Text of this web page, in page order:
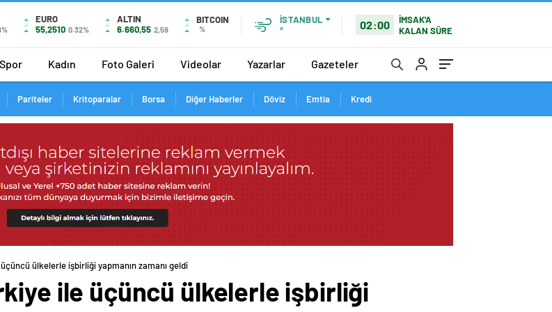
EURO
55,2510 0.32%
ALTIN
6.660,55 2,59
BITCOIN
%
İSTANBUL
°
02:00
İMSAK'A
KALAN SÜRE
Spor Kadın Foto Galeri Videolar Yazarlar Gazeteler
Pariteler Kritoparalar Borsa Diğer Haberler Döviz Emtia Kredi
ülkelerle işbirliği yapmanın zamanı geldi
ile üçüncü ülkelerle işbirliği